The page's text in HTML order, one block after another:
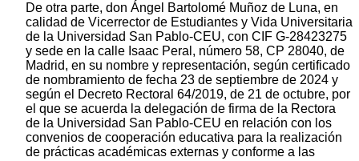
De otra parte, don Ángel Bartolomé Muñoz de Luna, en
calidad de Vicerrector de Estudiantes y Vida Universitaria
de la Universidad San Pablo-CEU, con CIF G-28423275
y sede en la calle Isaac Peral, número 58, CP 28040, de
Madrid, en su nombre y representación, según certificado
de nombramiento de fecha 23 de septiembre de 2024 y
según el Decreto Rectoral 64/2019, de 21 de octubre, por
el que se acuerda la delegación de firma de la Rectora
de la Universidad San Pablo-CEU en relación con los
convenios de cooperación educativa para la realización
de prácticas académicas externas y conforme a las